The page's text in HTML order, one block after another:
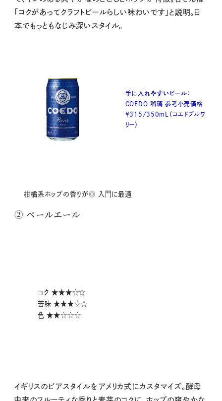
「コクがあってクラフトビールらしい味わいです」と説明。日
本でもっともなじみ深いスタイル。
手に入れやすいビール：
COEDO 瑠璃 参考小売価格
¥315/350mL（コエドブルワ
リー）
柑橘系ホップの香りが◎ 入門に最適
② ペールエール
コク ★★★☆☆
苦味 ★★★☆☆
色 ★★☆☆☆
イギリスのビアスタイルをアメリカ式にカスタマイズ。酵母